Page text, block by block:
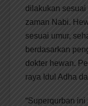
dilakukan sesuai
zaman Nabi.
sesuai umur,
berdasarkan
dokter hewan.
raya Idul Adha
“Superqurban